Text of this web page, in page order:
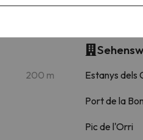
d'estil pirineic amb
200 m Estanys dels
Port de la
Pic de l'Orri